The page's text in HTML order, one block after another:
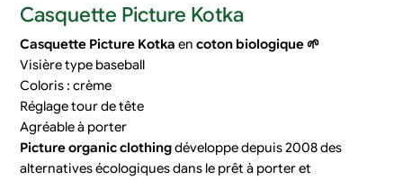
Casquette Picture Kotka
Casquette Picture Kotka encoton biologique 🌱
Visière type baseball
Coloris : crème
Réglage tour de tête
Agréable à porter
Picture organic clothingdéveloppe depuis 2008 des
alternatives écologiques dans le prêt à porter et